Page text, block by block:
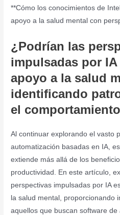
**Cómo los conocimientos de
apoyo a la salud mental con
¿Podrían las
impulsadas por
apoyo a la salud
identificando
el
Al continuar explorando el vasto
automatización basadas en IA,
extiende más allá de los
productividad. En este artículo,
perspectivas impulsadas por IA
la salud mental, proporcionando
aquellos que buscan software